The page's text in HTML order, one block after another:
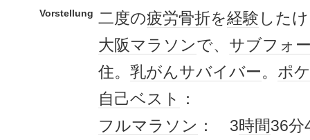
Vorstellung 二度の疲労骨折を経験 した
大阪マラソンで、 サブフォ
住。 乳がんサバイバー。 ポ
自己ベスト
：
フルマラソン ： 3時間36分